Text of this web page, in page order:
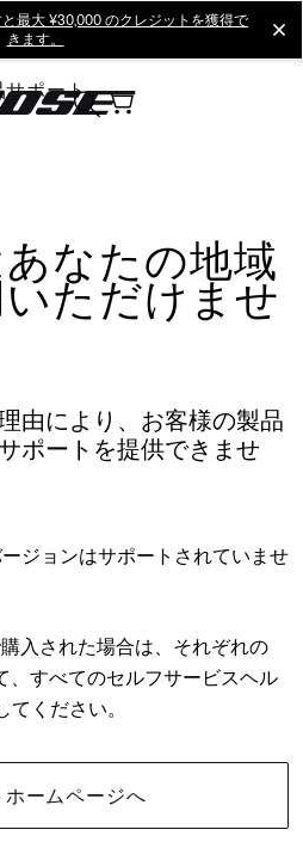
と最大 ¥30,000 のクレジットを獲得で
きます。
サポート
なたの地域
ただけませ
由により、お客様の製品
ポートを提供できませ
ジョンはサポートされていませ
入された場合は、それぞれの
、すべてのセルフサービスヘル
ください。
ホームページへ